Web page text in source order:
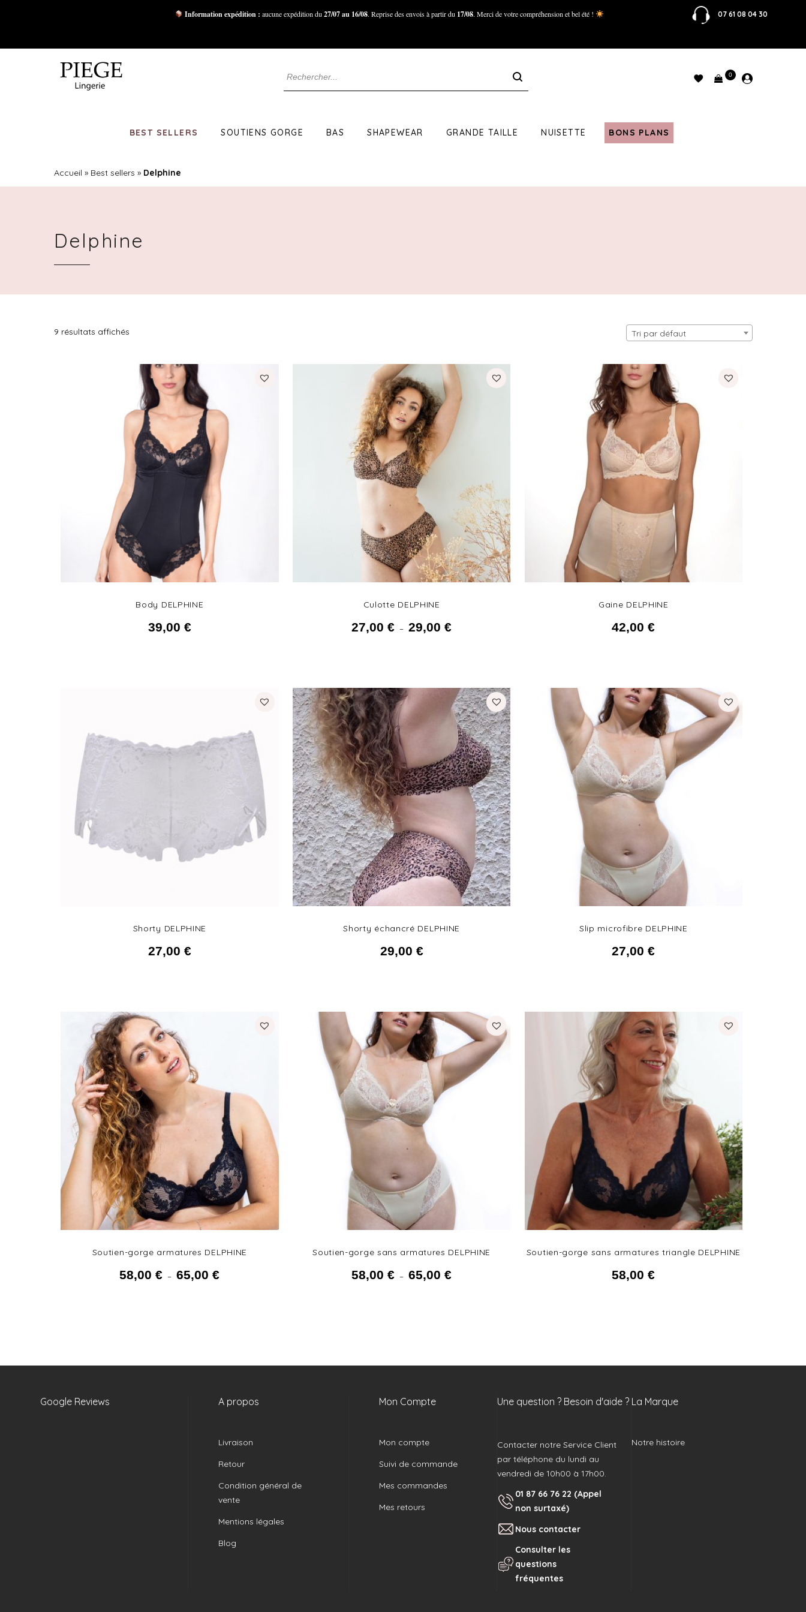
Information expédition : aucune expédition du 27/07 au 16/08. Reprise des envois à partir du 17/08. Merci de votre compréhension et bel été ! 07 61 08 04 30
0
BEST SELLERS SOUTIENS GORGE BAS SHAPEWEAR GRANDE TAILLE NUISETTE BONS PLANS
Accueil » Best sellers » Delphine
Delphine
9 résultats affichés Tri par défaut
Body DELPHINE
39,00 €
Culotte DELPHINE
27,00€ – 29,00€
Gaine DELPHINE
42,00€
Shorty DELPHINE
27,00 €
Shorty échancré DELPHINE
29,00 €
Slip microfibre DELPHINE
27,00€
Soutien-gorge armatures DELPHINE
58,00€ – 65,00€
Soutien-gorge sans armatures DELPHINE
58,00€ – 65,00€
Soutien-gorge sans armatures triangle DELPHINE
58,00€
Google Reviews A propos
Livraison
Retour
Condition général de
vente
Mentions légales
Blog
Mon Compte
Mon compte
Suivi de commande
Mes commandes
Mes retours
Une question ? Besoin d'aide ?
Contacter notre Service Client
par téléphone du lundi au
vendredi de 10h00 à 17h00.
01 87 66 76 22 (Appel
non surtaxé)
Nous contacter
Consulter les
questions
fréquentes
La Marque
Notre histoire